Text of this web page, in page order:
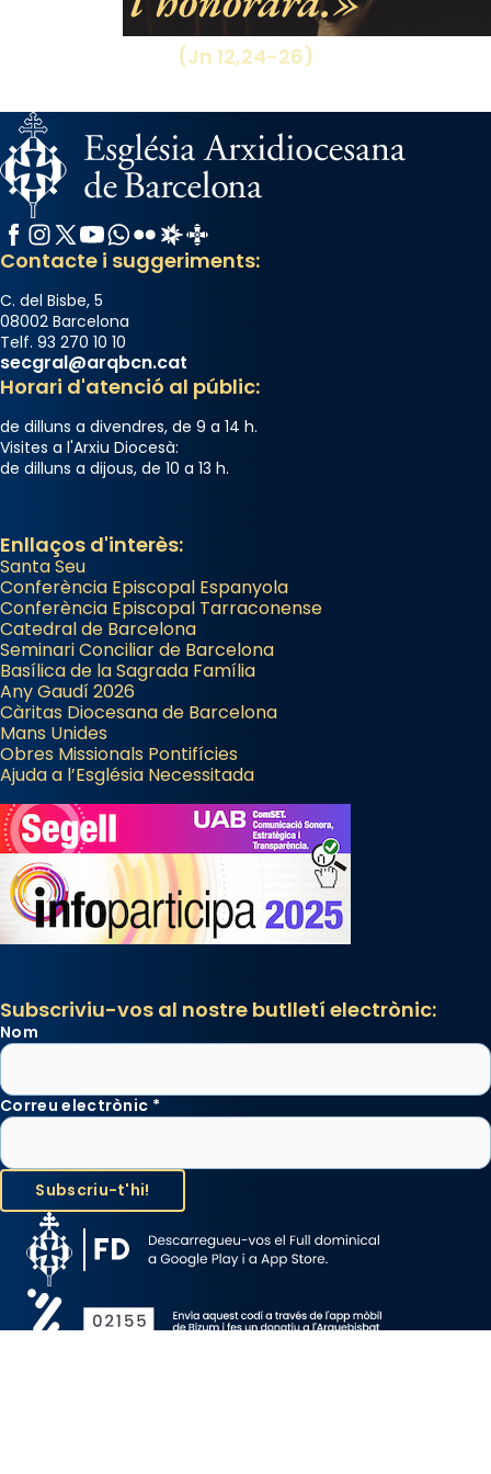
(Jn 12,24-26)
Facebook
Instagram
X / Twitter
YouTube
WhatsApp
FlickrRadio Estel
Catalunya Cristiana
Contacte i suggeriments:
C. del Bisbe, 5
08002 Barcelona
Telf. 93 270 10 10
secgral@arqbcn.cat
Horari d'atenció al públic:
de dilluns a divendres, de 9 a 14 h.
Visites a l'Arxiu Diocesà:
de dilluns a dijous, de 10 a 13 h.
Enllaços d'interès:
Santa Seu
Conferència Episcopal Espanyola
Conferència Episcopal Tarraconense
Catedral de Barcelona
Seminari Conciliar de Barcelona
Basílica de la Sagrada Família
Any Gaudí 2026
Càritas Diocesana de Barcelona
Mans Unides
Obres Missionals Pontifícies
Ajuda a l’Església Necessitada
Subscriviu-vos al nostre butlletí electrònic:
Nom
Correu electrònic *